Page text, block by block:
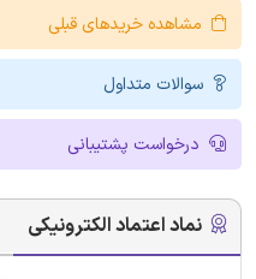
مشاهده خریدهای قبلی
سوالات متداول
درخواست پشتیبانی
نماد اعتماد الکترونیکی